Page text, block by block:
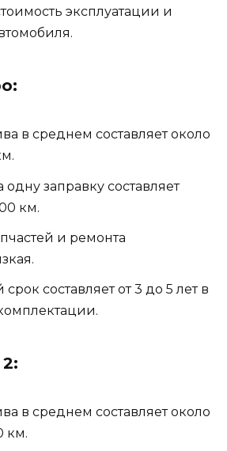
эксплуатации и
в среднем составляет около
одну заправку составляет
км.
и ремонта
составляет от 3 до 5 лет в
в среднем составляет около
км.